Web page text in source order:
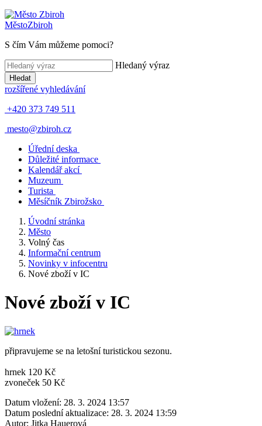
MěstoZbiroh
S čím Vám můžeme pomoci?
Hledaný výraz
Hledat
rozšířené vyhledávání
+420 373 749 511
mesto@zbiroh.cz
Úřední deska
Důležité informace
Kalendář akcí
Muzeum
Turista
Měsíčník Zbirožsko
Úvodní stránka
Město
Volný čas
Informační centrum
Novinky v infocentru
Nové zboží v IC
Nové zboží v IC
připravujeme se na letošní turistickou sezonu.
hrnek 120 Kč
zvoneček 50 Kč
Datum vložení: 28. 3. 2024 13:57
Datum poslední aktualizace: 28. 3. 2024 13:59
Autor: Jitka Hauerová